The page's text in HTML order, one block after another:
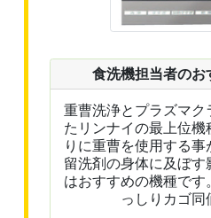
食洗機担当者のお
重曹洗浄とプラズマク
たリンナイの最上位機
りに重曹を使用する
留洗剤の身体に及ぼす
はおすすめの機種で
っしりカゴ同